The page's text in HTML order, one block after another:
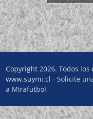
Copyright 2026. Todos
www.suymi.cl - Solicite
a Mirafutbol